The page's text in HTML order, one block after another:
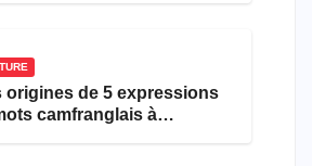
origines de 5 expressions
camfranglais à